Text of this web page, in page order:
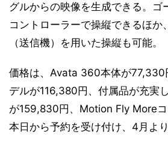
グルからの映像を生成できる。ゴ
コントローラーで操縦できるほか
（送信機）を用いた操縦も可能。
価格は、Avata 360本体が77,330
デルが116,380円、付属品が充実
が159,830円、Motion Fly Moreコ
本日から予約を受け付け、4月よ